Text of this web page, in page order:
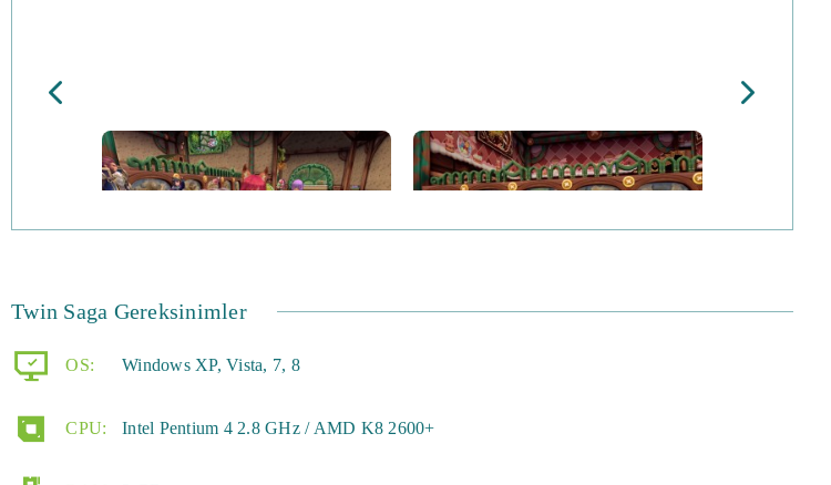
Twin Saga Gereksinimler
OS: Windows XP, Vista, 7, 8
CPU: Intel Pentium 4 2.8 GHz / AMD K8 2600+